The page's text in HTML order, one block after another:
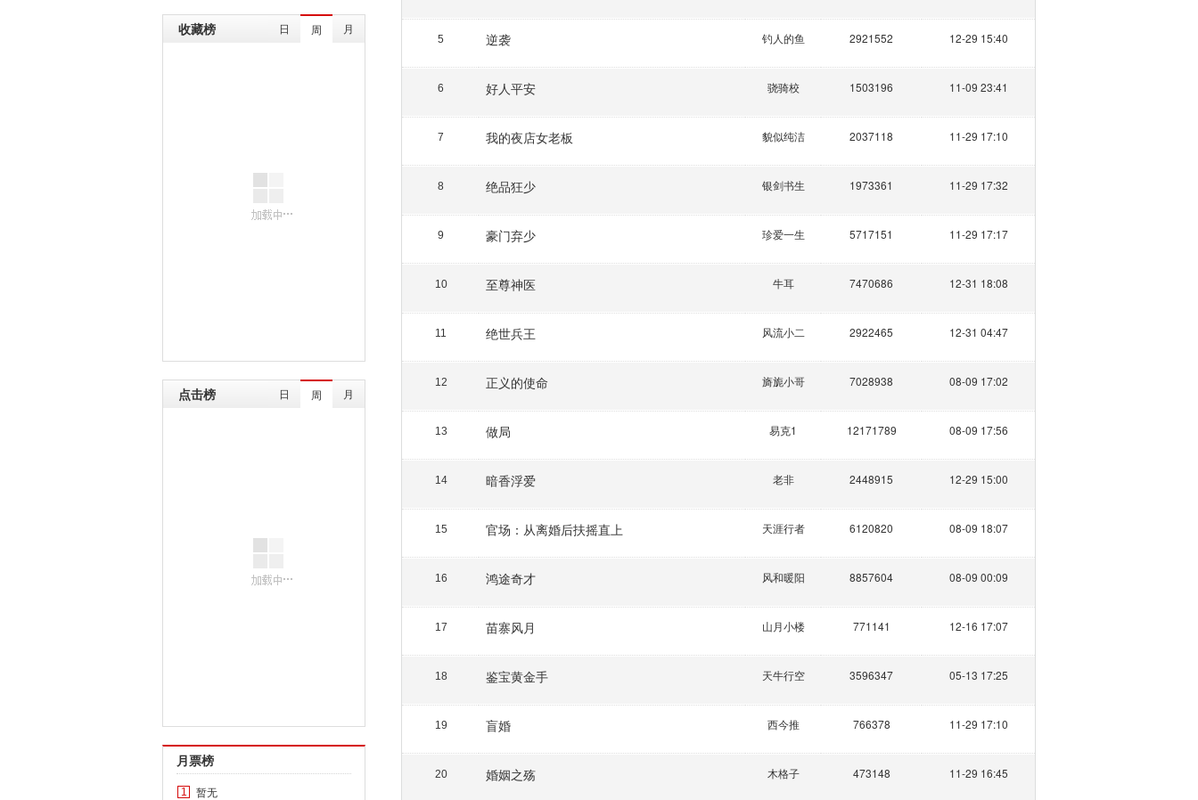
收藏榜 日 周 月
点击榜 日 周 月
月票榜
1 暂无
5 逆袭 钓人的鱼 2921552 12-29 15:40
6 好人平安 骁骑校 1503196 11-09 23:41
7 我的夜店女老板 貌似纯洁 2037118 11-29 17:10
8 绝品狂少 银剑书生 1973361 11-29 17:32
9 豪门弃少 珍爱一生 5717151 11-29 17:17
10 至尊神医 牛耳 7470686 12-31 18:08
11 绝世兵王 风流小二 2922465 12-31 04:47
12 正义的使命 旖旎小哥 7028938 08-09 17:02
13 做局 易克1 12171789 08-09 17:56
14 暗香浮爱 老非 2448915 12-29 15:00
15 官场：从离婚后扶摇直上 天涯行者 6120820 08-09 18:07
16 鸿途奇才 风和暖阳 8857604 08-09 00:09
17 苗寨风月 山月小楼 771141 12-16 17:07
18 鉴宝黄金手 天牛行空 3596347 05-13 17:25
19 盲婚 西今推 766378 11-29 17:10
20 婚姻之殇 木格子 473148 11-29 16:45